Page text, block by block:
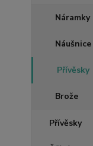
Náramky
Náušnice
Přívěsky
Brože
Přívěsky